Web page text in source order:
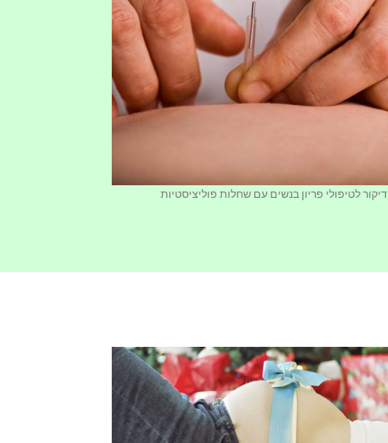
דיקור לטיפולי פריון בנשים עם שחלות פוליציסטיות